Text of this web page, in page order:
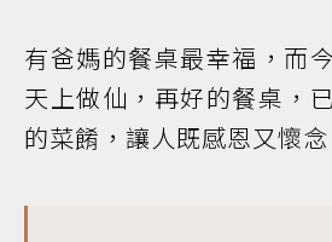
有爸媽的餐桌最幸福，而
天上做仙，再好的餐桌，
的菜餚，讓人既感恩又懷念